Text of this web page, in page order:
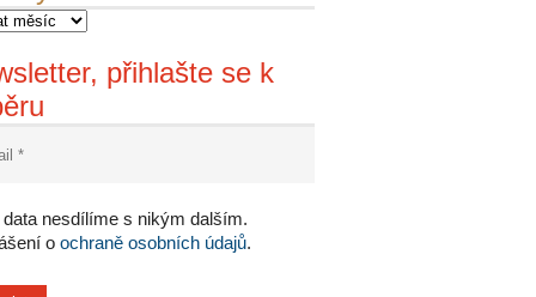
přihlašte se k
data nesdílíme s nikým dalším.
oochraně osobních údajů.